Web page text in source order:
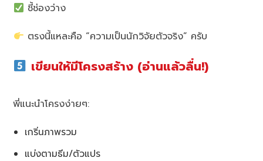
ชี้ช่องว่าง
ตรงนี้แหละคือ “ความเป็นนักวิจัยตัวจริง” ครับ
เขียนให้มีโครงสร้าง (อ่านแล้วลื่น!)
พี่แนะนำโครงง่ายๆ:
เกริ่นภาพรวม
แบ่งตามธีม/ตัวแปร